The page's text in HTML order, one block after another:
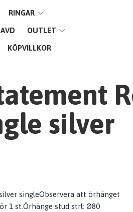
RINGAR
OUTLET
KÖPVILLKOR
silver
singleObservera att örhänget
1 st.Örhänge stud strl: Ø80